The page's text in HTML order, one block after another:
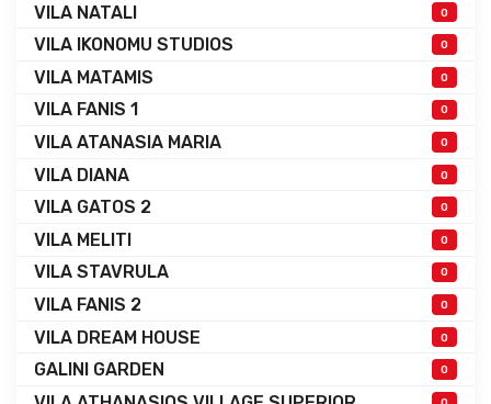
VILA NATALI 0
VILA IKONOMU STUDIOS 0
VILA MATAMIS 0
VILA FANIS 1 0
VILA ATANASIA MARIA 0
VILA DIANA 0
VILA GATOS 2 0
VILA MELITI 0
VILA STAVRULA 0
VILA FANIS 2 0
VILA DREAM HOUSE 0
GALINI GARDEN 0